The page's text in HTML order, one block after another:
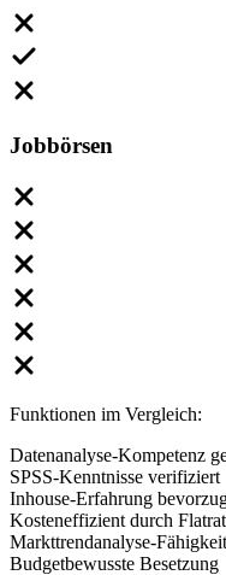
Jobbörsen
Funktionen im Vergleich:
Datenanalyse-Kompetenz
SPSS-Kenntnisse verifiziert
Inhouse-Erfahrung
Kosteneffizient durch
Markttrendanalyse-
Budgetbewusste Besetzung